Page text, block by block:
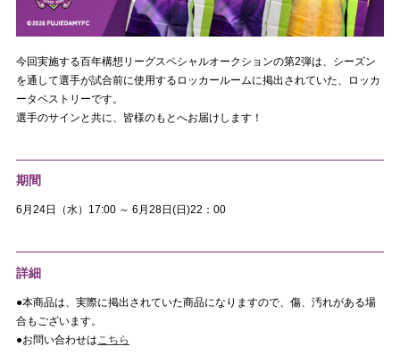
今回実施する百年構想リーグスペシャルオークションの第2弾は、シーズン
を通して選手が試合前に使用するロッカールームに掲出されていた、ロッカ
ータペストリーです。
選手のサインと共に、皆様のもとへお届けします！
期間
6月24日（水）17:00 ～ 6月28日(日)22：00
詳細
●本商品は、実際に掲出されていた商品になりますので、傷、汚れがある場
合もございます。
●お問い合わせはこちら